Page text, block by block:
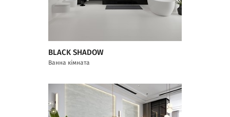
BLACK SHADOW
Ванна кімната